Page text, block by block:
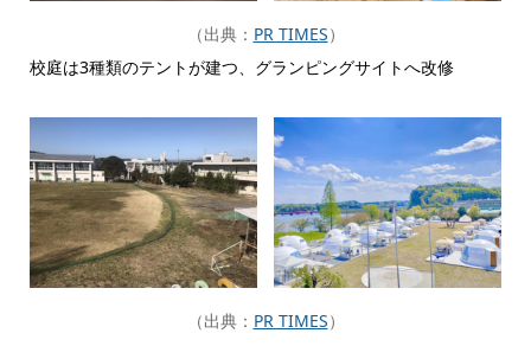
（出典： PR TIMES）
校庭は3種類のテントが建つ、グランピングサイトへ改修
（出典： PR TIMES）